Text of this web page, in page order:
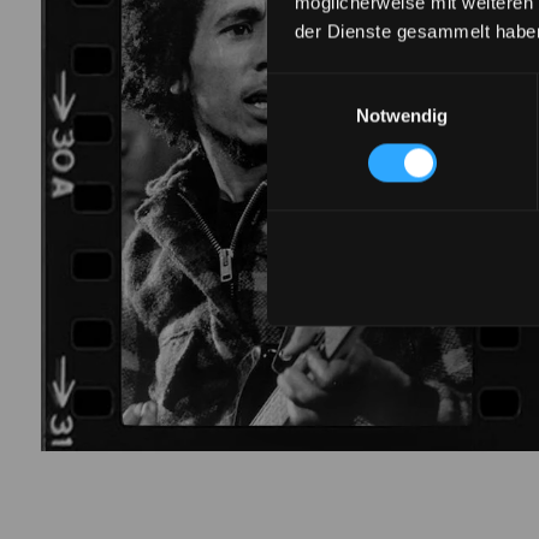
der Dienste gesammelt
Einwilligungsauswahl
Notwendig